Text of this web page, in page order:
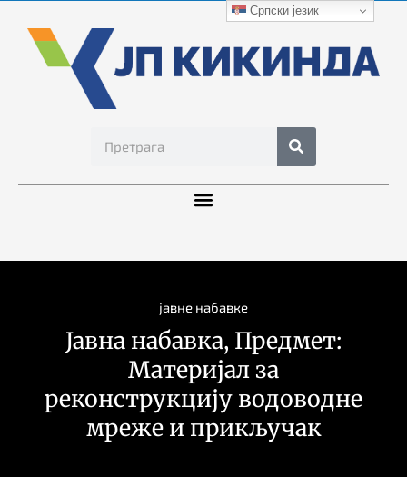
јавне набавке
Јавна набавка, Предмет:
Материјал за
реконструкцију водоводне
мреже и прикључак
Српски језик